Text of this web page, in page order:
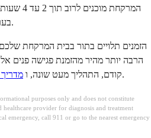
המרקחת
בערך 1 עד 4 שעות מאישור לאיסוף.
הזמנים תלויים בתור בבית המרקחת
הרבה יותר מהיר מהזמנת פגישה פנים
קודם, התהליך מעט שונה, ומסביר זאת.
purposes only and does not constitute
provider for diagnosis and treatment
emergency, call 911 or go to the nearest emergency